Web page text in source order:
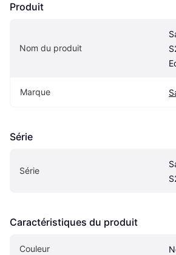
Produit
Nom du produit
Marque
Série
Série
Caractéristiques du produit
Couleur